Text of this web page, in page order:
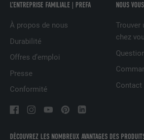
DÉCOUVREZ LES NOMBREUX AVANTAGES DES
L’ENTREPRISE FAMILIALE | PREFA
À propos de nous
Durabilité
Offres d’emploi
Presse
Conformité
NOUS
Trouver
chez
Contact
FOURNISSEUR LinkedIn
EXPIRATION
Est utilisé pour
la publicité adaptée